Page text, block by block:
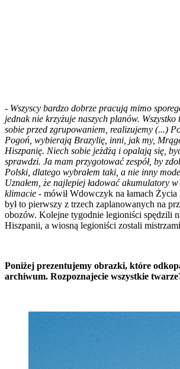
- Wszyscy bardzo dobrze pracują mimo
jednak nie krzyżuje naszych planów. Wszystko
sobie przed zgrupowaniem, realizujemy (...)
Pogoń, wybierają Brazylię, inni, jak my,
Hiszpanię. Niech sobie jeżdżą i opalają się,
sprawdzi. Ja mam przygotować zespół, by
Polski, dlatego wybrałem taki, a nie inny
Uznałem, że najlepiej ładować akumulatory
klimacie - mówił Wdowczyk na łamach
był to pierwszy z trzech zaplanowanych na
obozów. Kolejne tygodnie legioniści spędzili
Hiszpanii, a wiosną legioniści zostali
Poniżej prezentujemy obrazki, które
archiwum. Rozpoznajecie wszystkie